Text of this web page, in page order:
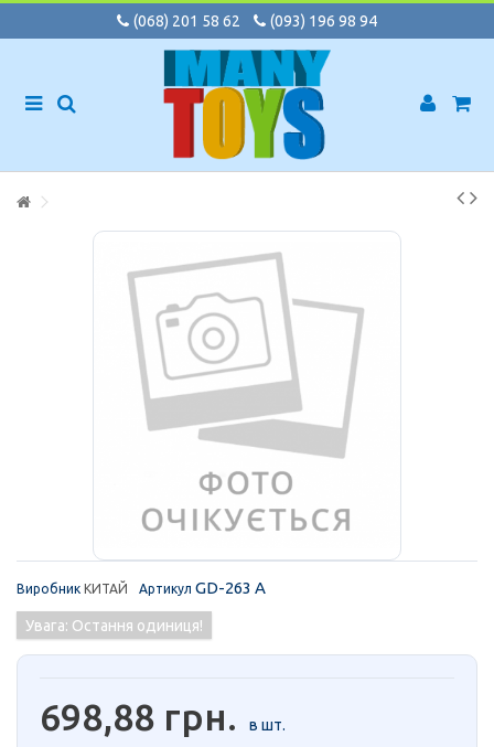
(068) 201 58 62 (093) 196 98 94
Виробник КИТАЙ Артикул GD-263 A
Увага: Остання одиниця!
698,88 грн. в шт.